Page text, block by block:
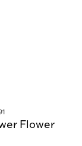
Flower